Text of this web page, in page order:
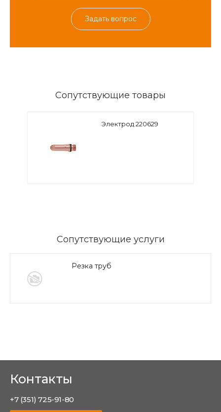
Задать вопрос
Сопутствующие товары
Электрод 220629
Сопутствующие услуги
Резка труб
Контакты
+7 (351) 725-91-80